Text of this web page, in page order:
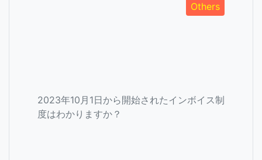
Others
2023年10月1日から開始されたインボイス制
度はわかりますか？